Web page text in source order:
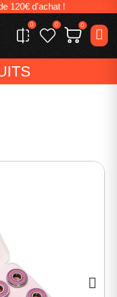
120€ d'achat !
0 0 0